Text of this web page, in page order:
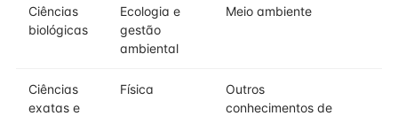
Ciências
biológicas
Ecologia e
gestão
ambiental
Meio ambiente
Ciências
exatas e
Física
Outros
conhecimentos de